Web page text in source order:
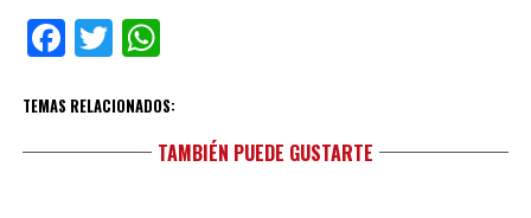
Facebook
TwitterWhatsApp
TEMAS RELACIONADOS:
TAMBIÉN PUEDE GUSTARTE